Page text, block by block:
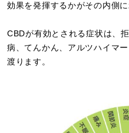
効果を発揮するかがその内側に
CBDが有効とされる症状は、
病、てんかん、アルツハイマ
渡ります。